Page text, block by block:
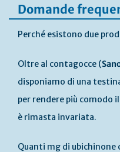
Domande
Perché esistono due
Oltre al contagocce (
disponiamo di una
per rendere più comodo
è rimasta invariata.
Quanti mg di ubichinone